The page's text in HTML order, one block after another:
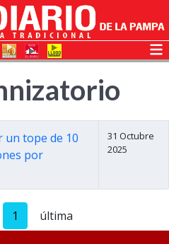
un tope de 10
por
31 Octubre
2025
1 última